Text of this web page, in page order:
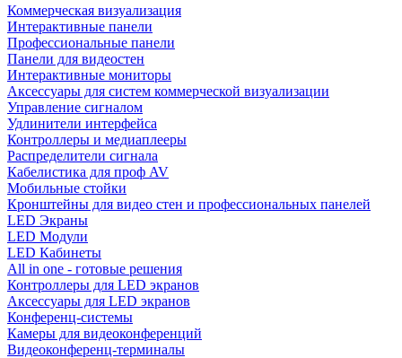
Коммерческая визуализация
Интерактивные панели
Профессиональные панели
Панели для видеостен
Интерактивные мониторы
Аксессуары для систем коммерческой визуализации
Управление сигналом
Удлинители интерфейса
Контроллеры и медиаплееры
Распределители сигнала
Кабелистика для проф AV
Мобильные стойки
Кронштейны для видео стен и профессиональных панелей
LED Экраны
LED Модули
LED Кабинеты
All in one - готовые решения
Контроллеры для LED экранов
Аксессуары для LED экранов
Конференц-системы
Камеры для видеоконференций
Видеоконференц-терминалы